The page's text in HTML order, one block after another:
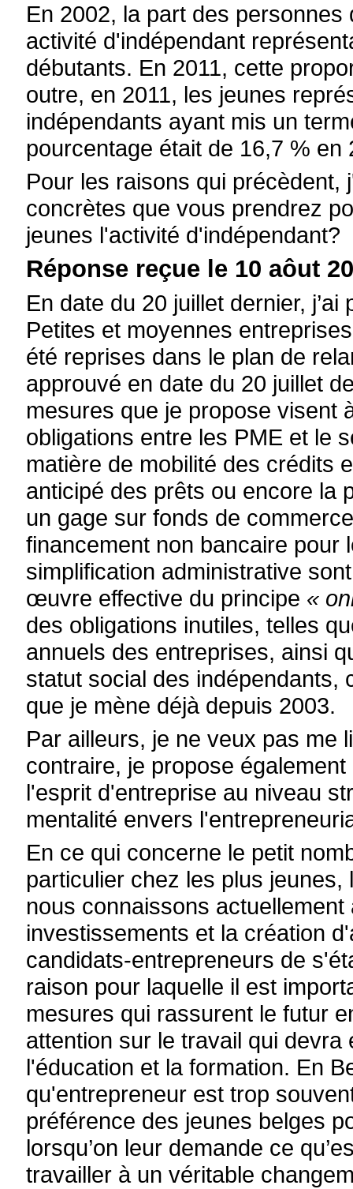
En 2002, la part des
activité d'indépendant
débutants. En 2011, cette
outre, en 2011, les jeunes
indépendants ayant mis un
pourcentage était de 16,7 % en
Pour les raisons qui
concrètes que vous prendrez
jeunes l'activité d'indépendant?
Réponse reçue le 10 aôut
En date du 20 juillet dernier,
Petites et moyennes
été reprises dans le plan de
approuvé en date du 20 juillet
mesures que je propose visent
obligations entre les PME et le
matière de mobilité des crédits
anticipé des prêts ou encore la
un gage sur fonds de
financement non bancaire
simplification administrative
œuvre effective du principe «
des obligations inutiles, telles
annuels des entreprises, ainsi
statut social des indépendants,
que je mène déjà depuis 2003.
Par ailleurs, je ne veux pas me
contraire, je propose
l'esprit d'entreprise au niveau
mentalité envers
En ce qui concerne le petit
particulier chez les plus
nous connaissons
investissements et la création
candidats-entrepreneurs de
raison pour laquelle il est
mesures qui rassurent le futur
attention sur le travail qui
l'éducation et la formation. En
qu'entrepreneur est trop
préférence des jeunes belges
lorsqu’on leur demande ce
travailler à un véritable